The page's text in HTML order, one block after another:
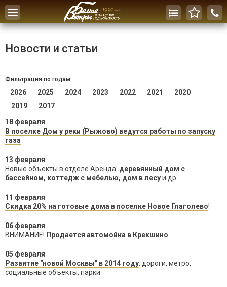
Toggle
navigation
Новости и статьи
Фильтрация по годам:
2026 2025 2024 2023 2022 2021
2020
2019
2017
18 февраля
В поселке Дом у реки (Рыжово) ведутся работы по запуску
газа
13 февраля
Новые объекты в отделе Аренда: деревянный дом с
бассейном, коттедж с мебелью, дом в лесуи др.
11 февраля
Скидка 20% на готовые дома в поселке Новое Глаголево!
06 февраля
ВНИМАНИЕ! Продается автомойка в Крекшино
05 февраля
Развитие "новой Москвы" в 2014 году: дороги, метро,
социальные объекты, парки